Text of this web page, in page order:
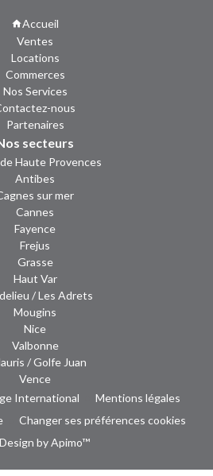
Accueil
Ventes
Locations
Commerces
Nos Services
nous
Partenaires
secteurs
Haute Provences
Antibes
sur mer
Cannes
Fayence
Frejus
Grasse
Haut Var
/ Les Adrets
Mougins
Nice
Valbonne
/ Golfe Juan
Vence
International
Mentions légales
Changer ses préférences cookies
Design byApimo™